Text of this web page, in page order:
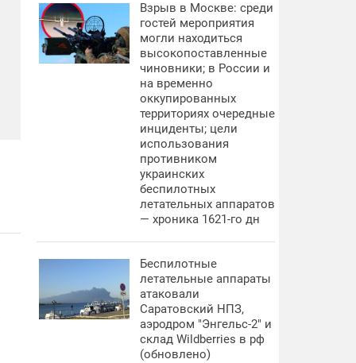
Взрыв в Москве: среди
гостей мероприятия
могли находиться
высокопоставленные
чиновники; в России и
на временно
оккупированных
территориях очередные
инциденты; цели
использования
противником
украинских
беспилотных
летательных аппаратов
— хроника 1621-го дн
Беспилотные
летательные аппараты
атаковали
Саратовский НПЗ,
аэродром "Энгельс-2" и
склад Wildberries в рф
(обновлено)